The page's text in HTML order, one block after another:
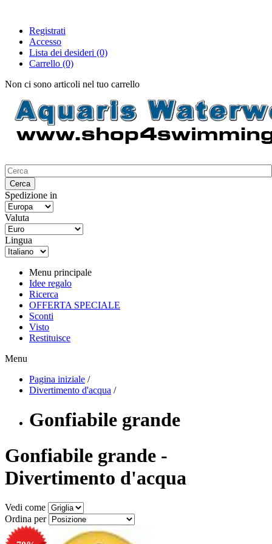
Registrati
Accesso
Lista dei desideri (0)
Carrello (0)
Non ci sono articoli nel tuo carrello
Spedizione in
Valuta
Lingua
Menu principale
Idee regalo
Ricerca
OFFERTA SPECIALE
Sconti
Visto
Restituisce
Menu
Pagina iniziale /
Divertimento d'acqua /
Gonfiabile grande
Gonfiabile grande -
Divertimento d'acqua
Vedi come
Ordina per